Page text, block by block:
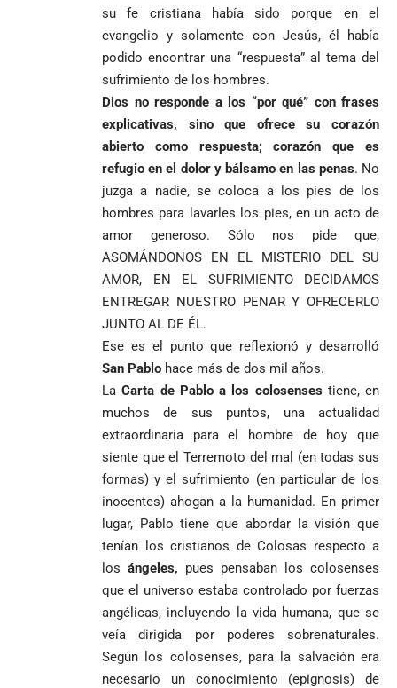
su fe cristiana había sido porque en el
evangelio y solamente con Jesús, él había
podido encontrar una “respuesta” al tema del
sufrimiento de los hombres.
Dios no responde a los “por qué” con frases
explicativas, sino que ofrece su corazón
abierto como respuesta; corazón que es
refugio en el dolor y bálsamo en las penas. No
juzga a nadie, se coloca a los pies de los
hombres para lavarles los pies, en un acto de
amor generoso. Sólo nos pide que,
ASOMÁNDONOS EN EL MISTERIO DEL SU
AMOR, EN EL SUFRIMIENTO DECIDAMOS
ENTREGAR NUESTRO PENAR Y OFRECERLO
JUNTO AL DE ÉL.
Ese es el punto que reflexionó y desarrolló
San Pablo hace más de dos mil años.
LaCarta de Pablo a los colosenses tiene, en
muchos de sus puntos, una actualidad
extraordinaria para el hombre de hoy que
siente que el Terremoto del mal (en todas sus
formas) y el sufrimiento (en particular de los
inocentes) ahogan a la humanidad. En primer
lugar, Pablo tiene que abordar la visión que
tenían los cristianos de Colosas respecto a
los ángeles, pues pensaban los colosenses
que el universo estaba controlado por fuerzas
angélicas, incluyendo la vida humana, que se
veía dirigida por poderes sobrenaturales.
Según los colosenses, para la salvación era
necesario un conocimiento (epignosis) de
1